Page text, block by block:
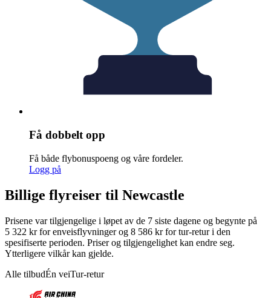
Få dobbelt opp
Få både flybonuspoeng og våre fordeler.
Logg på
Billige flyreiser til Newcastle
Prisene var tilgjengelige i løpet av de 7 siste dagene og begynte på
5 322 kr for enveisflyvninger og 8 586 kr for tur-retur i den
spesifiserte perioden. Priser og tilgjengelighet kan endre seg.
Ytterligere vilkår kan gjelde.
Alle tilbudÉn veiTur-retur